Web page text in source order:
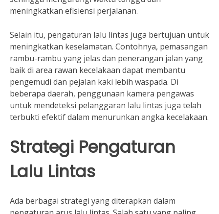
meningkatkan efisiensi perjalanan.
Selain itu, pengaturan lalu lintas juga bertujuan untuk
meningkatkan keselamatan. Contohnya, pemasangan
rambu-rambu yang jelas dan penerangan jalan yang
baik di area rawan kecelakaan dapat membantu
pengemudi dan pejalan kaki lebih waspada. Di
beberapa daerah, penggunaan kamera pengawas
untuk mendeteksi pelanggaran lalu lintas juga telah
terbukti efektif dalam menurunkan angka kecelakaan.
Strategi Pengaturan
Lalu Lintas
Ada berbagai strategi yang diterapkan dalam